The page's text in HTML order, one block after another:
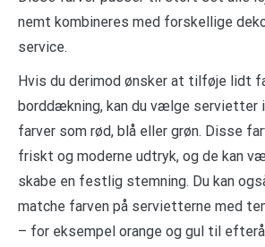
nemt kombineres med forskellige
service.
Hvis du derimod ønsker at tilføje lidt
borddækning, kan du vælge servietter
farver som rød, blå eller grøn. Disse
friskt og moderne udtryk, og de kan
skabe en festlig stemning. Du kan
matche farven på servietterne med
– for eksempel orange og gul til